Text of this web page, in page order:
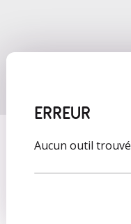
ERREUR
Aucun outil trouvé